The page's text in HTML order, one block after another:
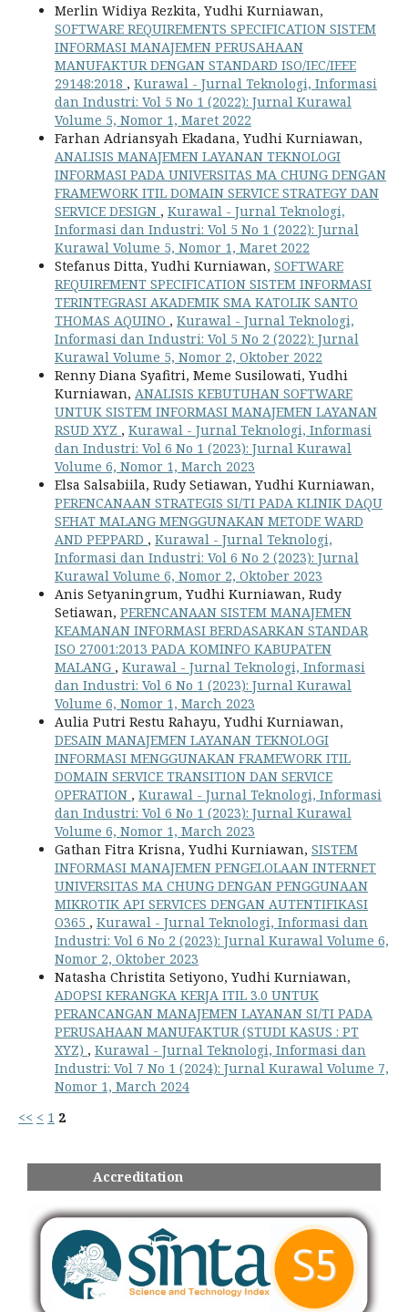
Merlin Widiya Rezkita, Yudhi Kurniawan,
SOFTWARE REQUIREMENTS SPECIFICATION SISTEM
INFORMASI MANAJEMEN PERUSAHAAN
MANUFAKTUR DENGAN STANDARD ISO/IEC/IEEE
29148:2018 , Kurawal - Jurnal Teknologi, Informasi
dan Industri: Vol 5 No 1 (2022): Jurnal Kurawal
Volume 5, Nomor 1, Maret 2022
Farhan Adriansyah Ekadana, Yudhi Kurniawan,
ANALISIS MANAJEMEN LAYANAN TEKNOLOGI
INFORMASI PADA UNIVERSITAS MA CHUNG DENGAN
FRAMEWORK ITIL DOMAIN SERVICE STRATEGY DAN
SERVICE DESIGN , Kurawal - Jurnal Teknologi,
Informasi dan Industri: Vol 5 No 1 (2022): Jurnal
Kurawal Volume 5, Nomor 1, Maret 2022
Stefanus Ditta, Yudhi Kurniawan, SOFTWARE
REQUIREMENT SPECIFICATION SISTEM INFORMASI
TERINTEGRASI AKADEMIK SMA KATOLIK SANTO
THOMAS AQUINO , Kurawal - Jurnal Teknologi,
Informasi dan Industri: Vol 5 No 2 (2022): Jurnal
Kurawal Volume 5, Nomor 2, Oktober 2022
Renny Diana Syafitri, Meme Susilowati, Yudhi
Kurniawan, ANALISIS KEBUTUHAN SOFTWARE
UNTUK SISTEM INFORMASI MANAJEMEN LAYANAN
RSUD XYZ , Kurawal - Jurnal Teknologi, Informasi
dan Industri: Vol 6 No 1 (2023): Jurnal Kurawal
Volume 6, Nomor 1, March 2023
Elsa Salsabiila, Rudy Setiawan, Yudhi Kurniawan,
PERENCANAAN STRATEGIS SI/TI PADA KLINIK DAQU
SEHAT MALANG MENGGUNAKAN METODE WARD
AND PEPPARD , Kurawal - Jurnal Teknologi,
Informasi dan Industri: Vol 6 No 2 (2023): Jurnal
Kurawal Volume 6, Nomor 2, Oktober 2023
Anis Setyaningrum, Yudhi Kurniawan, Rudy
Setiawan, PERENCANAAN SISTEM MANAJEMEN
KEAMANAN INFORMASI BERDASARKAN STANDAR
ISO 27001:2013 PADA KOMINFO KABUPATEN
MALANG , Kurawal - Jurnal Teknologi, Informasi
dan Industri: Vol 6 No 1 (2023): Jurnal Kurawal
Volume 6, Nomor 1, March 2023
Aulia Putri Restu Rahayu, Yudhi Kurniawan,
DESAIN MANAJEMEN LAYANAN TEKNOLOGI
INFORMASI MENGGUNAKAN FRAMEWORK ITIL
DOMAIN SERVICE TRANSITION DAN SERVICE
OPERATION , Kurawal - Jurnal Teknologi, Informasi
dan Industri: Vol 6 No 1 (2023): Jurnal Kurawal
Volume 6, Nomor 1, March 2023
Gathan Fitra Krisna, Yudhi Kurniawan, SISTEM
INFORMASI MANAJEMEN PENGELOLAAN INTERNET
UNIVERSITAS MA CHUNG DENGAN PENGGUNAAN
MIKROTIK API SERVICES DENGAN AUTENTIFIKASI
O365 , Kurawal - Jurnal Teknologi, Informasi dan
Industri: Vol 6 No 2 (2023): Jurnal Kurawal Volume 6,
Nomor 2, Oktober 2023
Natasha Christita Setiyono, Yudhi Kurniawan,
ADOPSI KERANGKA KERJA ITIL 3.0 UNTUK
PERANCANGAN MANAJEMEN LAYANAN SI/TI PADA
PERUSAHAAN MANUFAKTUR (STUDI KASUS : PT
XYZ) , Kurawal - Jurnal Teknologi, Informasi dan
Industri: Vol 7 No 1 (2024): Jurnal Kurawal Volume 7,
Nomor 1, March 2024
<< < 1 2
Accreditation